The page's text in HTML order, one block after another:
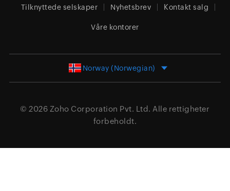
Tilknyttede selskaper Nyhetsbrev Kontakt salg
Våre kontorer
Norway (Norwegian)
© 2026 Zoho Corporation Pvt. Ltd. Alle rettigheter
forbeholdt.